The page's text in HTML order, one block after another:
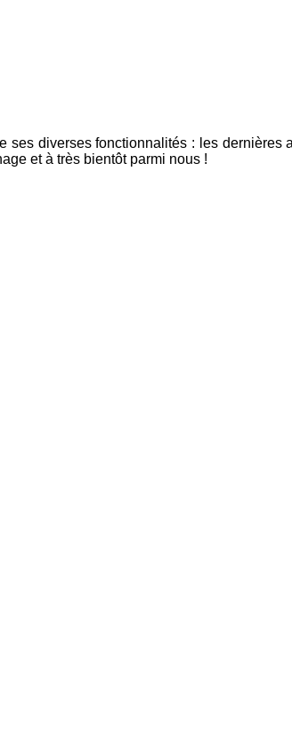
diverses fonctionnalités : les dernières
et à très bientôt parmi nous !